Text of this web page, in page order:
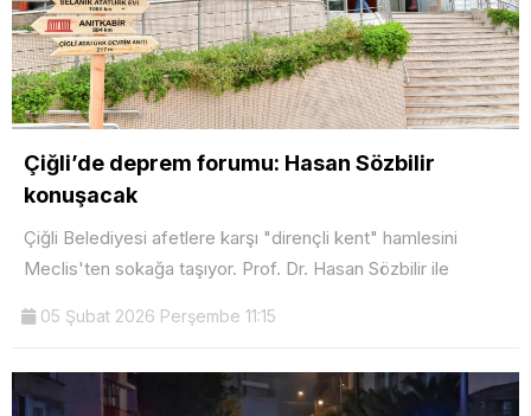
Çiğli’de deprem forumu: Hasan Sözbilir
konuşacak
Çiğli Belediyesi afetlere karşı "dirençli kent" hamlesini
Meclis'ten sokağa taşıyor. Prof. Dr. Hasan Sözbilir ile
05 Şubat 2026 Perşembe 11:15